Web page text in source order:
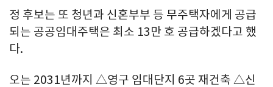
정 후보는 또 청년과 신혼부부 등 무주택자에게 공급
되는 공공임대주택은 최소 13만 호 공급하겠다고 했
다.
오는 2031년까지 △영구 임대단지 6곳 재건축 △신